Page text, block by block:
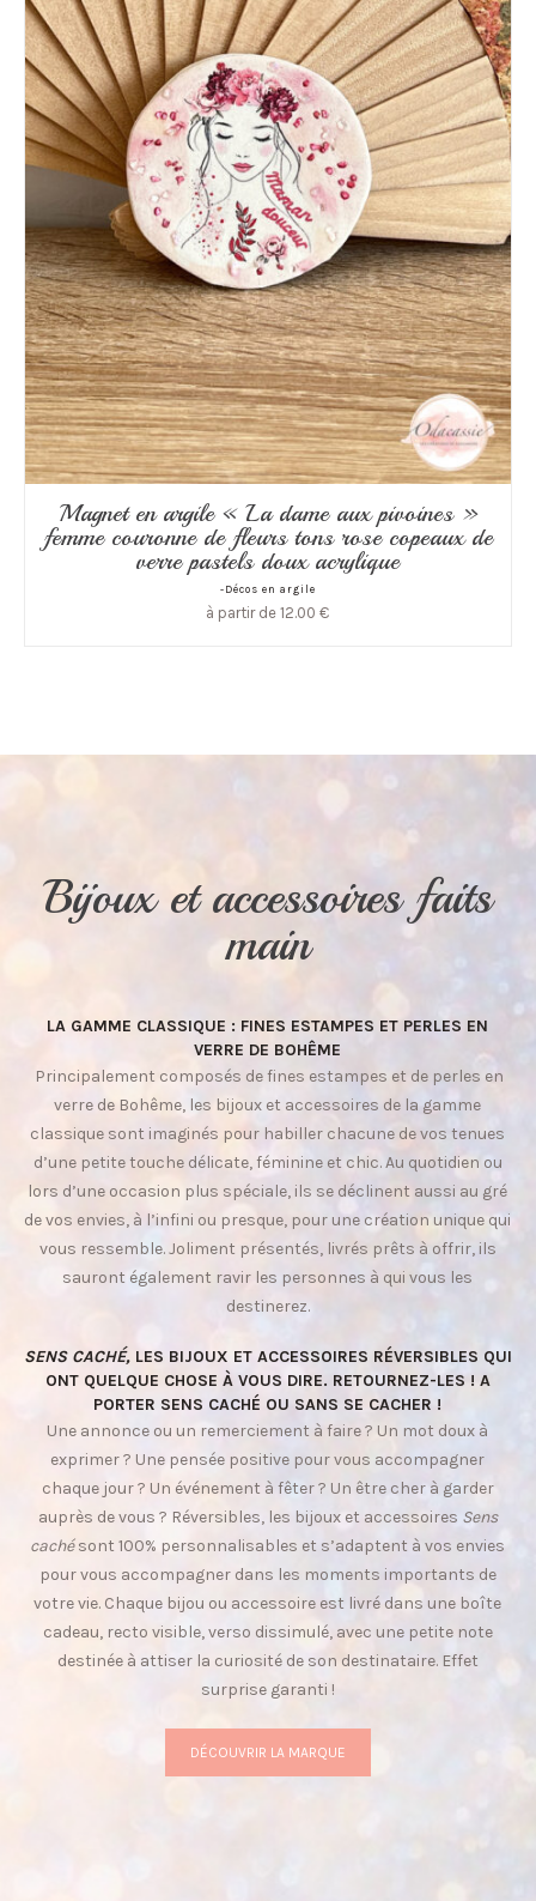
Magnet en argile « La dame aux pivoines »
femme couronne de fleurs tons rose copeaux de
verre pastels doux acrylique
-Décos en argile
à partir de 12.00 €
Bijoux et accessoires faits
main
LA GAMME CLASSIQUE : FINES ESTAMPES ET PERLES EN
VERRE DE BOHÊME
Principalement composés de fines estampes et de perles en
verre de Bohême, les bijoux et accessoires de la gamme
classique sont imaginés pour habiller chacune de vos tenues
d’une petite touche délicate, féminine et chic. Au quotidien ou
lors d’une occasion plus spéciale, ils se déclinent aussi au gré
de vos envies, à l’infini ou presque, pour une création unique qui
vous ressemble. Joliment présentés, livrés prêts à offrir, ils
sauront également ravir les personnes à qui vous les
destinerez.
SENS CACHÉ, LES BIJOUX ET ACCESSOIRES RÉVERSIBLES QUI
ONT QUELQUE CHOSE À VOUS DIRE. RETOURNEZ-LES ! A
PORTER SENS CACHÉ OU SANS SE CACHER !
Une annonce ou un remerciement à faire ? Un mot doux à
exprimer ? Une pensée positive pour vous accompagner
chaque jour ? Un événement à fêter ? Un être cher à garder
auprès de vous ? Réversibles, les bijoux et accessoires Sens
cachésont 100% personnalisables et s’adaptent à vos envies
pour vous accompagner dans les moments importants de
votre vie. Chaque bijou ou accessoire est livré dans une boîte
cadeau, recto visible, verso dissimulé, avec une petite note
destinée à attiser la curiosité de son destinataire. Effet
surprise garanti !
DÉCOUVRIR LA MARQUE